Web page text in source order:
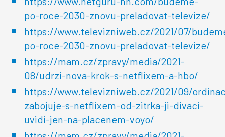
po-roce-2030-znovu-preladovat-televize/
https://www.televizniweb.cz/2021/07/
po-roce-2030-znovu-preladovat-televize/
https://mam.cz/zpravy/media/2021-
08/udrzi-nova-krok-s-netflixem-a-hbo/
https://www.televizniweb.cz/2021/09/
zabojuje-s-netflixem-od-zitrka-ji-divaci-
uvidi-jen-na-placenem-voyo/